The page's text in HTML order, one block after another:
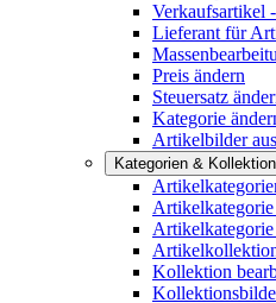
Verkaufsartikel
Lieferant für
Preis ändern
Steuersatz
Kategorie
Artikelbilder
Kategorien &
Artikelkategorie
Artikelkategorie
Kollektion